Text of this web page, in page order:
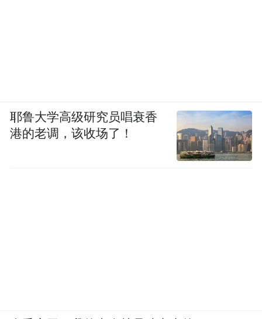
耶鲁大学高级研究员唱衰香
港的老调，该收场了！